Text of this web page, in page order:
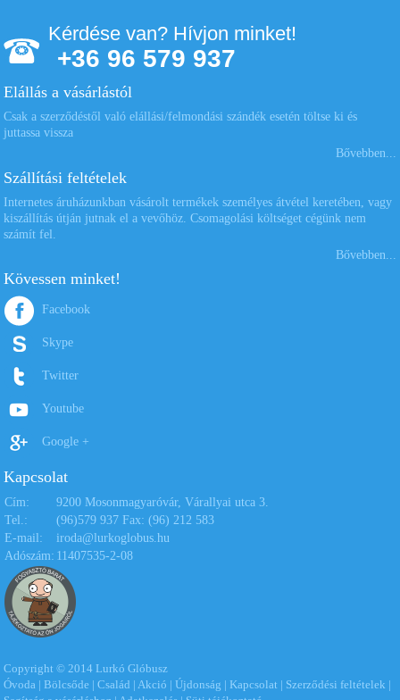
15.400 Ft
Kosárba
Tüskejáték lap nagy fehér
11.320 Ft
Kosárba
Pixel Art utántöltő - piros
1.370 Ft
Kosárba
Kérdése van? Hívjon minket!
+36 96 579 937
Elállás a vásárlástól
Csak a szerződéstől való elállási/felmondási szándék esetén töltse ki és
juttassa vissza
Bővebben...
Szállítási feltételek
Internetes áruházunkban vásárolt termékek személyes átvétel keretében, vagy
kiszállítás útján jutnak el a vevőhöz. Csomagolási költséget cégünk nem
számít fel.
Bővebben...
Kövessen minket!
Facebook
Skype
Twitter
Youtube
Google +
Kapcsolat
Cím:
9200 Mosonmagyaróvár, Várallyai utca 3.
Tel.:
(96)579 937 Fax: (96) 212 583
E-mail:
iroda@lurkoglobus.hu
Adószám: 11407535-2-08
Copyright © 2014 Lurkó Glóbusz
Óvoda |Bölcsőde |Család |Akció |Újdonság |Kapcsolat | Szerződési feltételek |